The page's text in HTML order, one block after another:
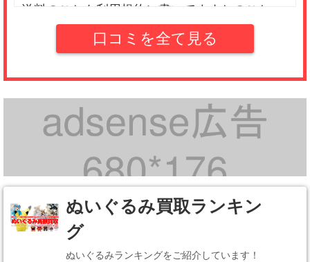
送料のことも利用規約に書いてますとのこと。
きちんと口コミや利用規約を見なかった自分も
悪く、勉強したと思って今回は送料払ってキャ
社です。 絶対に騙されないで下さい！
かにゃ
(0.5)
詐欺ですのね気をつけてくださいね！ 新品未使
用品含めて、高価ブランド（SK-II、ポーラba、
資生堂）等15点ほど査定してもらいましたが、
全て驚くほど低い金額に、、、。 さきにこちら
の口コミ見ておけばよかったです。 あまりに低
すぎたため返送してもらい、全てフリマサイト
口コミを全て見る
ぬいぐるみ買取ランキン
グ
ぬいぐるみランキングをご紹介しています！